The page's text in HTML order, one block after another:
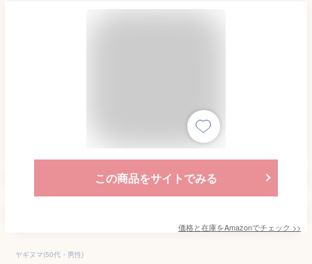
この商品をサイトでみる
価格と在庫をAmazonでチェック >>
ヤギヌマ(50代・男性)